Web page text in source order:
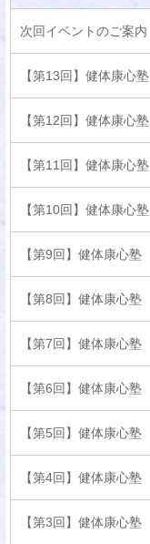
次回イベントのご案内
【第13回】健体康心塾
【第12回】健体康心塾
【第11回】健体康心塾
【第10回】健体康心塾
【第9回】健体康心塾
【第8回】健体康心塾
【第7回】健体康心塾
【第6回】健体康心塾
【第5回】健体康心塾
【第4回】健体康心塾
【第3回】健体康心塾